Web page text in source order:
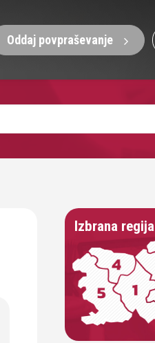
Oddaj povpraševanje
Izbrana regija